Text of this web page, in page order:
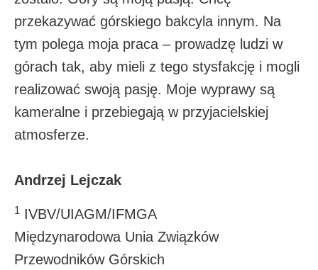
przekazywać górskiego bakcyla innym. Na
tym polega moja praca – prowadzę ludzi w
górach tak, aby mieli z tego stysfakcję i mogli
realizować swoją pasję. Moje wyprawy są
kameralne i przebiegają w przyjacielskiej
atmosferze.
Andrzej Lejczak
1 IVBV/UIAGM/IFMGA
Międzynarodowa Unia Związków
Przewodników Górskich